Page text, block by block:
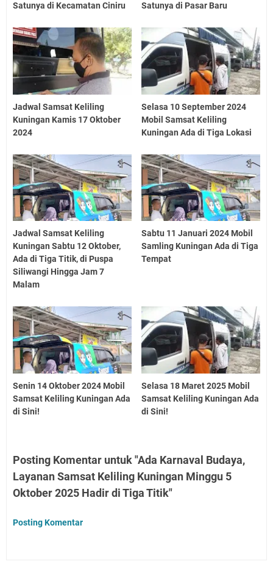
Satunya di Kecamatan Ciniru
Satunya di Pasar Baru
Jadwal Samsat Keliling
Kuningan Kamis 17 Oktober
2024
Selasa 10 September 2024
Mobil Samsat Keliling
Kuningan Ada di Tiga Lokasi
Jadwal Samsat Keliling
Kuningan Sabtu 12 Oktober,
Ada di Tiga Titik, di Puspa
Siliwangi Hingga Jam 7
Malam
Sabtu 11 Januari 2024 Mobil
Samling Kuningan Ada di Tiga
Tempat
Senin 14 Oktober 2024 Mobil
Samsat Keliling Kuningan Ada
di Sini!
Selasa 18 Maret 2025 Mobil
Samsat Keliling Kuningan Ada
di Sini!
Posting Komentar untuk "Ada Karnaval Budaya,
Layanan Samsat Keliling Kuningan Minggu 5
Oktober 2025 Hadir di Tiga Titik"
Posting Komentar